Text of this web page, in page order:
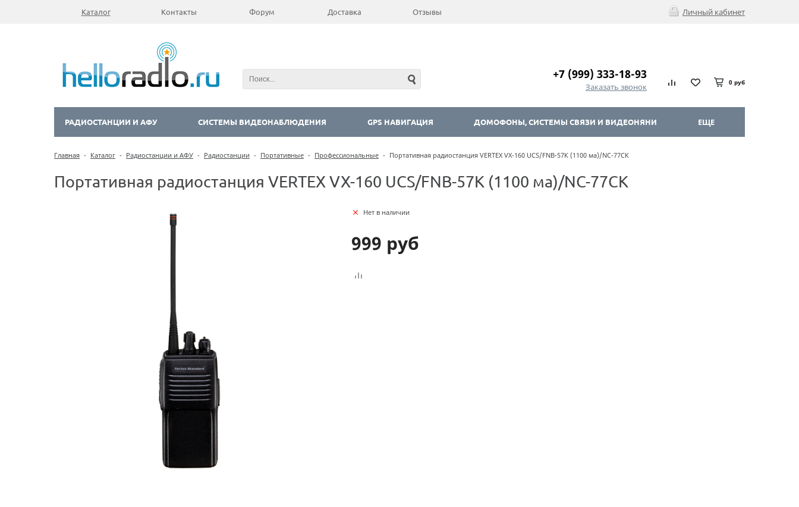
Личный кабинет
Каталог Контакты Форум Доставка Отзывы
+7 (999) 333-18-93
Заказать звонок 0 руб
РАДИОСТАНЦИИ И АФУ СИСТЕМЫ ВИДЕОНАБЛЮДЕНИЯ GPS НАВИГАЦИЯ ДОМОФОНЫ, СИСТЕМЫ СВЯЗИ И ВИДЕОНЯНИ ЕЩЕ
Главная - Каталог - Радиостанции и АФУ - Радиостанции - Портативные - Профессиональные - Портативная радиостанция VERTEX VX-160 UСS/FNB-57К (1100 ма)/NC-77CК
Портативная радиостанция VERTEX VX-160 UСS/FNB-57К (1100 ма)/NC-77CК
Нет в наличии
999 руб